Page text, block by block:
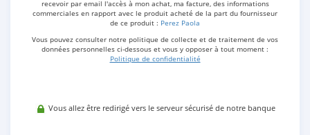
recevoir par email l'accès à mon achat, ma facture, des informations
commerciales en rapport avec le produit acheté de la part du fournisseur
de ce produit : Perez Paola
Vous pouvez consulter notre politique de collecte et de traitement de vos
données personnelles ci-dessous et vous y opposer à tout moment :
Politique de confidentialité
Vous allez être redirigé vers le serveur sécurisé de notre banque